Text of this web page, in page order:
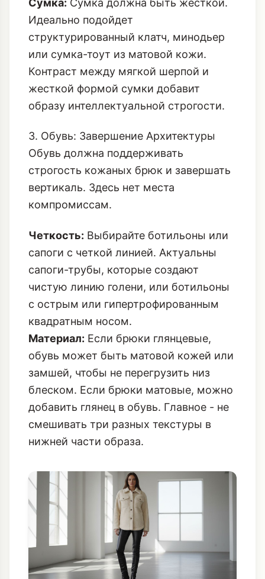
Сумка: Сумка должна быть жесткой.
Идеально подойдет
структурированный клатч, минодьер
или сумка-тоут из матовой кожи.
Контраст между мягкой шерпой и
жесткой формой сумки добавит
образу интеллектуальной строгости.
3. Обувь: Завершение Архитектуры
Обувь должна поддерживать
строгость кожаных брюк и завершать
вертикаль. Здесь нет места
компромиссам.
Четкость: Выбирайте ботильоны или
сапоги с четкой линией. Актуальны
сапоги-трубы, которые создают
чистую линию голени, или ботильоны
с острым или гипертрофированным
квадратным носом.
Материал: Если брюки глянцевые,
обувь может быть матовой кожей или
замшей, чтобы не перегрузить низ
блеском. Если брюки матовые, можно
добавить глянец в обувь. Главное - не
смешивать три разных текстуры в
нижней части образа.